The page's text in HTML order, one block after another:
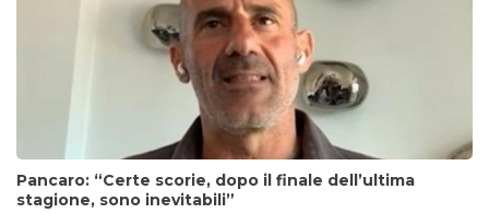
Pancaro: “Certe scorie, dopo il finale dell’ultima
stagione, sono inevitabili”